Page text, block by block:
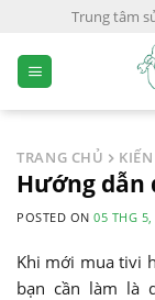
Trung tâm
TRANG CHỦ
Hướng dẫn
POSTED ON05 THG
Khi mới mua tivi
bạn cần làm là